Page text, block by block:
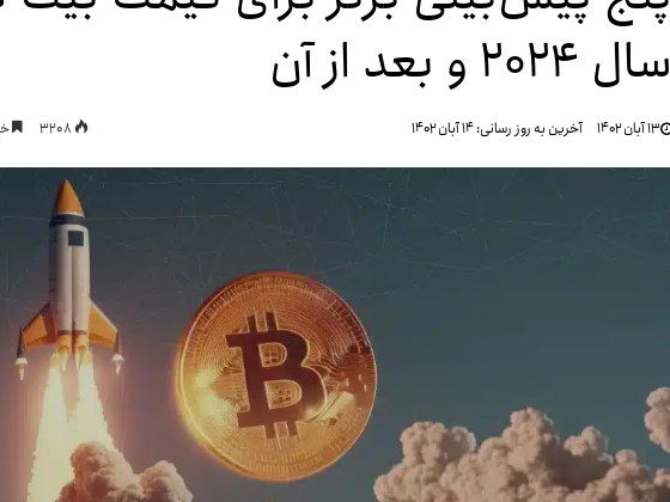
سال ۲۰۲۴ و بعد از آن
۱۳ آبان ۱۴۰۲ آخرین به روز رسانی:۱۴ آبان ۱۴۰۲